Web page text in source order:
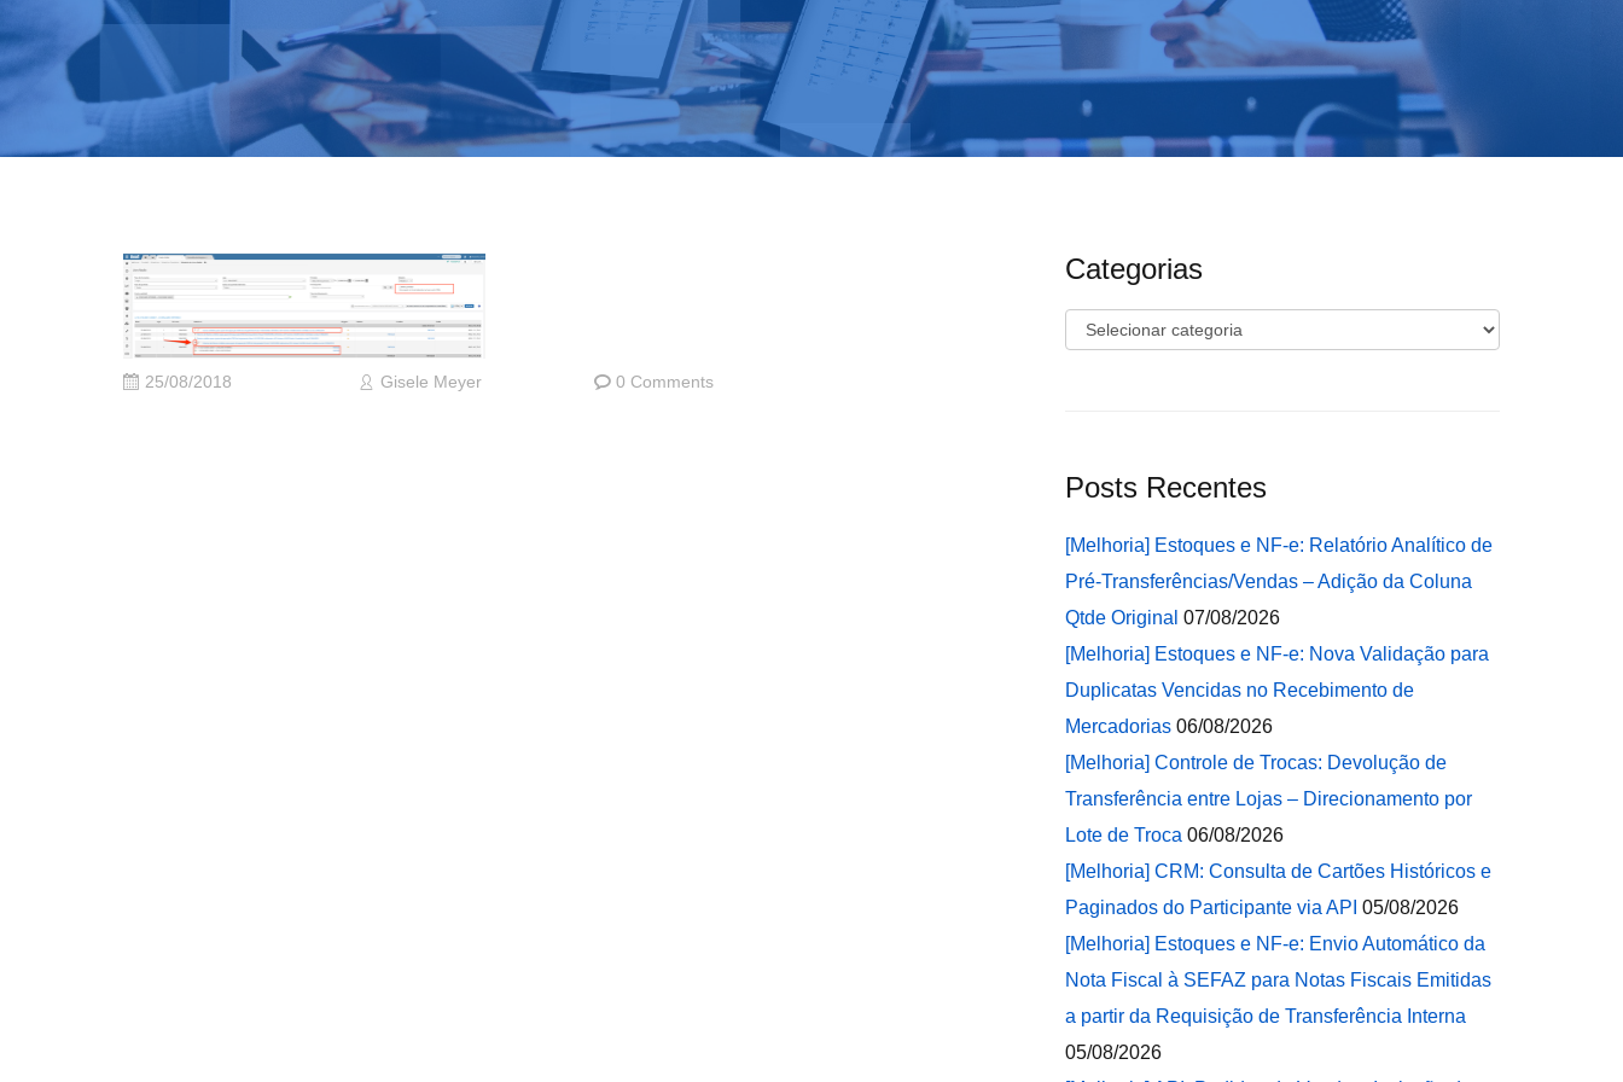
25/08/2018 Gisele Meyer 0 Comments
Categorias
Categorias
Posts Recentes
[Melhoria] Estoques e NF-e: Relatório Analítico de
Pré-Transferências/Vendas – Adição da Coluna
Qtde Original 07/08/2026
[Melhoria] Estoques e NF-e: Nova Validação para
Duplicatas Vencidas no Recebimento de
Mercadorias 06/08/2026
[Melhoria] Controle de Trocas: Devolução de
Transferência entre Lojas – Direcionamento por
Lote de Troca 06/08/2026
[Melhoria] CRM: Consulta de Cartões Históricos e
Paginados do Participante via API 05/08/2026
[Melhoria] Estoques e NF-e: Envio Automático da
Nota Fiscal à SEFAZ para Notas Fiscais Emitidas
a partir da Requisição de Transferência Interna
05/08/2026